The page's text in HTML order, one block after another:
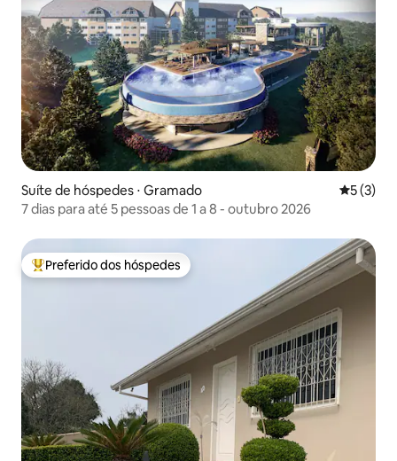
Suíte de hóspedes ⋅ Gramado 5 de
5 (3)
7 dias para até 5 pessoas de 1 a 8 - outubro 2026
Entre os melhores preferidos dos hóspedes
Preferido dos hóspedes